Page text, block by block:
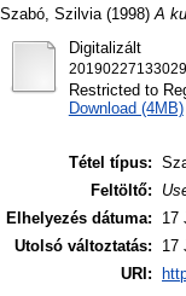
Szabó, Szilvia (1998) A
Digitalizált
Restricted to
Download (4MB)
Tétel típus:
Feltöltő:
Elhelyezés dátuma:
17
Utolsó változtatás:
17
URI: